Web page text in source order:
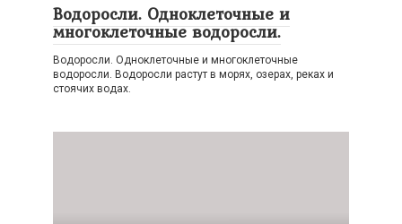
Водоросли. Одноклеточные и
многоклеточные водоросли.
Водоросли. Одноклеточные и многоклеточные
водоросли. Водоросли растут в морях, озерах, реках и
стоячих водах.